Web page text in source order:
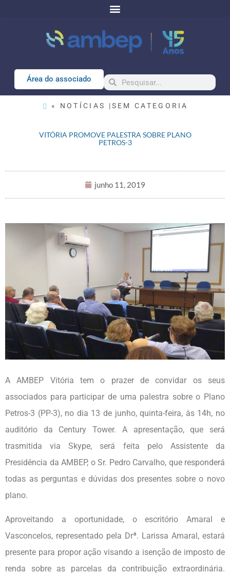
Área do associado
« NOTÍCIAS |SEM CATEGORIA
VITÓRIA PROMOVE PALESTRA SOBRE PLANO
PETROS-3
junho 11, 2019
A AMBEP Vitória tem o prazer de convidar os seus
associados para participar de uma palestra sobre o Plano
Petros-3 (PP-3), no dia 13 de junho, quinta-feira, às 14h, no
auditório da Century Tower. A apresentação, que será
trasmitida via Skype, será feita pelo Assistente da
Presidência da AMBEP, o Sr. Pedro Carvalho, que responderá
todas as perguntas e dúvidas dos presentes sobre o novo
plano.
Aproveitando a oportunidade, o escritório Amaral e
Vasconcelos, representado pela Drª. Larissa Amaral, estará
presente para propor ação visando a isenção de imposto de
renda sobre as parcelas da contribuição extraordinária.